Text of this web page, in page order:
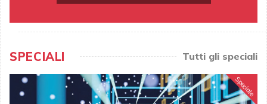
SPECIALI Tutti gli speciali
Speciale